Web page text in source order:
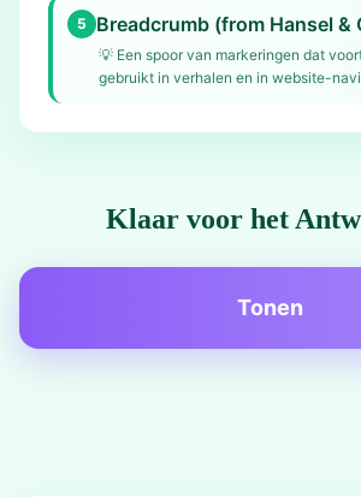
5 Breadcrumb (from Hansel &
💡 Een spoor van markeringen dat
gebruikt in verhalen en in website-
Klaar voor het
Tonen